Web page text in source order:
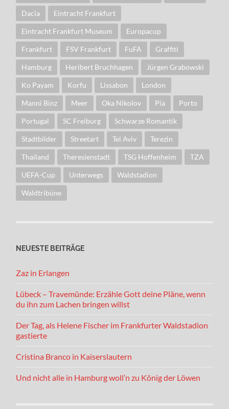
Dacia Eintracht Frankfurt
Eintracht Frankfurt Museum Europacup
Frankfurt FSV Frankfurt FuFA Graffiti
Hamburg Heribert Bruchhagen Jürgen Grabowski
Ko Payam Korfu Lissabon London
Manni Binz Meer Oka Nikolov Pia Porto
Portugal SC Freiburg Schwarze Romantik
Stadtbilder Streetart Tel Aviv Terezin
Thailand Theresienstadt TSG Hoffenheim TZA
UEFA-Cup Unterwegs Waldstadion
Waldtribüne
NEUESTE BEITRÄGE
Zaz in Erlangen
Lübeck – Travemünde: Erzähle Gott deine Pläne, wenn
du ihn zum Lachen bringen willst
Der Tag, als Helene Fischer im Frankfurter Waldstadion
gastierte
Cristina Branco in Kaiserslautern
Und nicht alle in Hamburg woll’n zu König der Löwen